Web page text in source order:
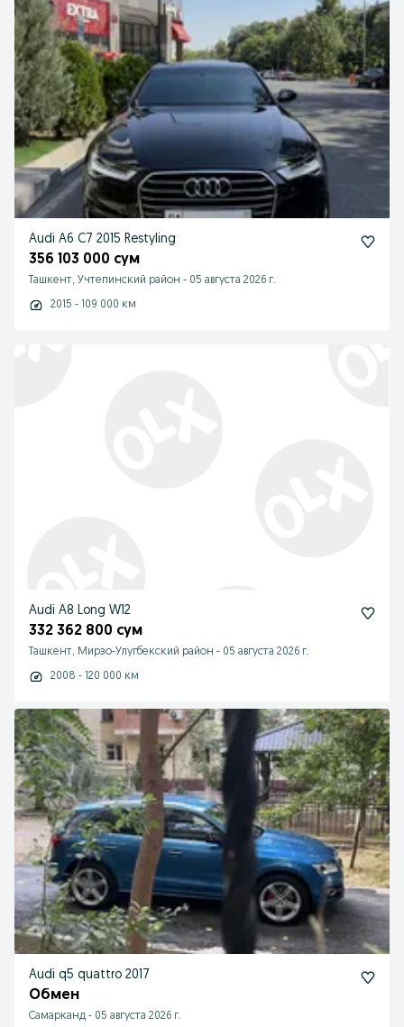
Audi A6 C7 2015 Restyling
356 103 000 сум
Ташкент, Учтепинский район - 05 августа 2026 г.
2015 - 109 000 км
Audi A8 Long W12
332 362 800 сум
Ташкент, Мирзо-Улугбекский район - 05 августа 2026 г.
2008 - 120 000 км
Audi q5 quattro 2017
Обмен
Самарканд - 05 августа 2026 г.